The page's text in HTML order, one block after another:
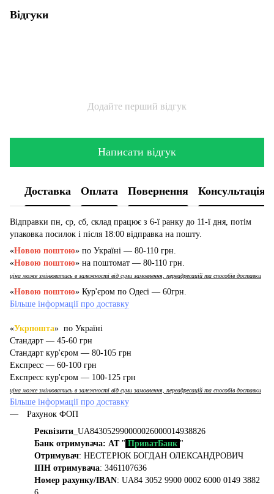
Відгуки
Додайте перший відгук
Написати відгук
Доставка Оплата Повернення Консультація
Відправки пн, ср, сб, склад працює з 6-ї ранку до 11-ї дня, потім
упаковка посилок і після 18:00 відправка на пошту.
«Новою поштою» по Україні — 80-110 грн.
«Новою поштою» на поштомат — 80-110 грн.
ціна може змінюватись в залежності від суми замовлення, переадресацій та способів доставки
«Новою поштою» Кур'єром по Одесі — 60грн.
Більше інформації про доставку
«Укрпошта» по Україні
Стандарт — 45-60 грн
Стандарт кур'єром — 80-105 грн
Експресс — 60-100 грн
Експресс кур'єром — 100-125 грн
ціна може змінюватись в залежності від суми замовлення, переадресацій та способів доставки
Більше інформації про доставку
Рахунок ФОП
Реквізити _UA843052990000026000014938826
Банк отримувача: АТ" ПриватБанк "
Отримувач: НЕСТЕРЮК БОГДАН ОЛЕКСАНДРОВИЧ
ІПН отримувача: 3461107636
Номер рахунку/IBAN: UA84 3052 9900 0002 6000 0149 3882